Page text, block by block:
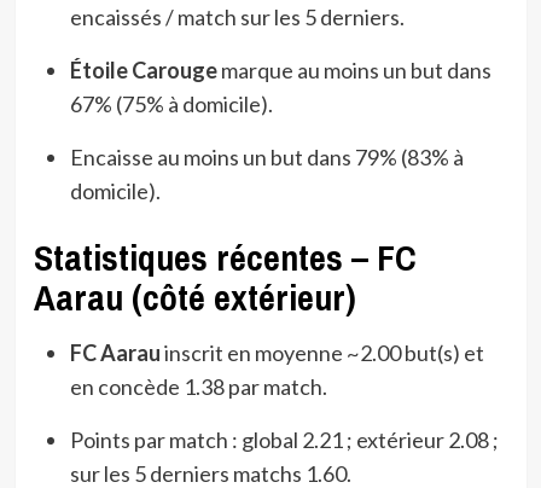
encaissés / match sur les 5 derniers.
Étoile Carougemarque au moins un but dans
67% (75% à domicile).
Encaisse au moins un but dans 79% (83% à
domicile).
Statistiques récentes – FC
Aarau (côté extérieur)
FC Aarauinscrit en moyenne ~2.00 but(s) et
en concède 1.38 par match.
Points par match : global 2.21 ; extérieur 2.08 ;
sur les 5 derniers matchs 1.60.